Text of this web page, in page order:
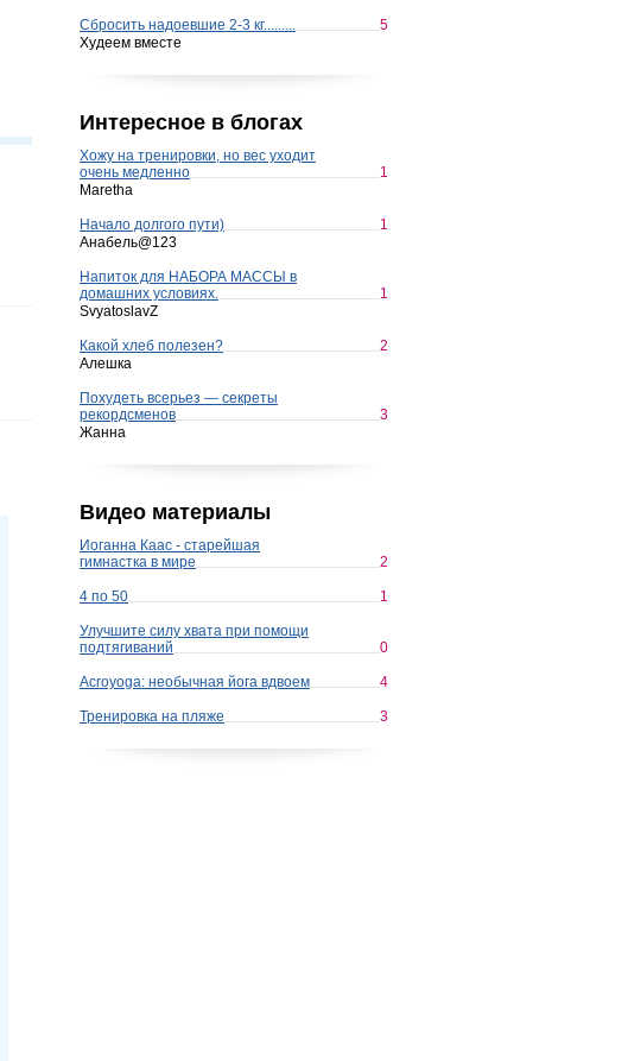
Сбросить надоевшие 2-3 кг.........
5
Худеем вместе
Интересное в блогах
Хожу на тренировки, но вес уходит
очень медленно
1
Maretha
Начало долгого пути)
1
Анабель@123
Напиток для НАБОРА МАССЫ в
домашних условиях.
1
SvyatoslavZ
Какой хлеб полезен?
2
Алешка
Похудеть всерьез — секреты
рекордсменов
3
Жанна
Видео материалы
Иоганна Каас - старейшая
гимнастка в мире
2
4 по 50 1
Улучшите силу хвата при помощи
подтягиваний
0
Acroyoga: необычная йога вдвоем 4
Тренировка на пляже 3